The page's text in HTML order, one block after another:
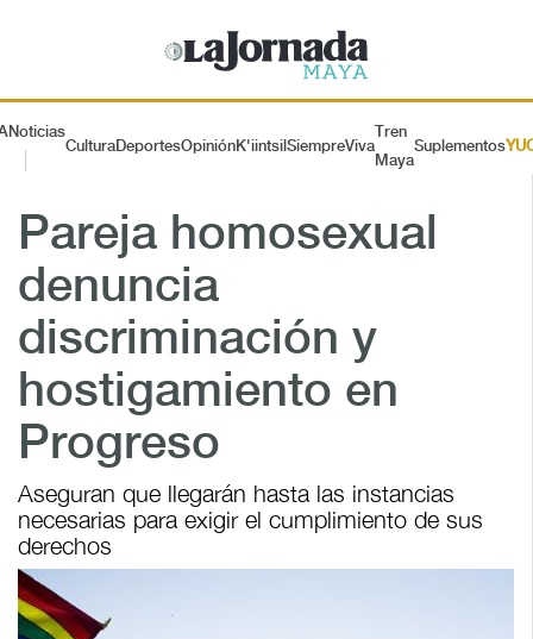
Noticias
CulturaDeportesOpiniónK'iintsil SiempreViva
Tren
Maya
Suplementos
Pareja homosexual
denuncia
discriminación y
hostigamiento en
Progreso
Aseguran que llegarán hasta las instancias
necesarias para exigir el cumplimiento de sus
derechos